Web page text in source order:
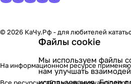
© 2026 КаЧу.Рф - для любителей
На информационном ресурсе
Файлы cookie
Мы используем файлы
нам улучшать
использования. Более